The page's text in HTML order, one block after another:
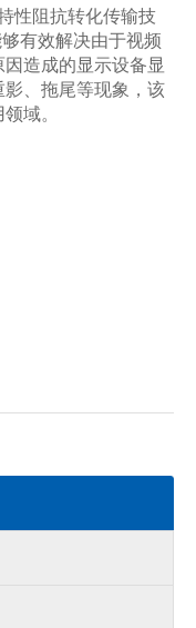
性阻抗转化传输技
有效解决由于视频
造成的显示设备显
、拖尾等现象，该
域。